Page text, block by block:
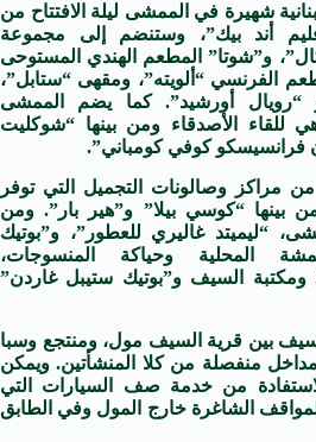
شهيرة في الممشى ليلة الافتتاح من
أند بيك”، وستنضم إلى مجموعة
و”شوتا” المطعم الهندي المستوحى
الفرنسي “ألويته”، ومقهى “ستابل”،
“رويال أورشيد”. كما يضم الممشى
للقاء الأصدقاء ومن بينها “شوكليت
فرانسيسكو كوفي كومباني”.
وصالونات التجميل التي توفر
بينها “كوسي بيلا” و”هير بار”. ومن
“ليميتد غاليري للعطور”، و”بوتيك
المحلية وحياكة المنسوجات،
ومكتبة السيف و”بوتيك ستيبل غاردن”
بين قرية السيف مول، ومنتجع وسبا
منفصلة من كلا المنشأتين. ويمكن
من خدمة صف السيارات التي
الشاغرة خارج المول وفي الطابق